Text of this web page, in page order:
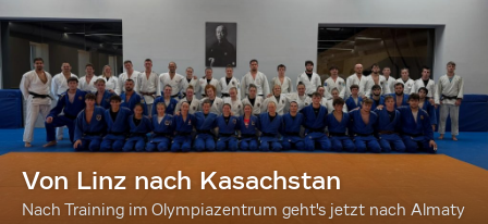
Von Linz nach Kasachstan
Nach Training im Olympiazentrum geht's jetzt nach Almaty